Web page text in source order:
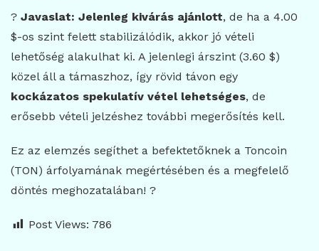
? Javaslat: Jelenleg kivárás ajánlott, de ha a 4.00
$-os szint felett stabilizálódik, akkor jó vételi
lehetőség alakulhat ki. A jelenlegi árszint (3.60 $)
közel áll a támaszhoz, így rövid távon egy
kockázatos spekulatív vétel lehetséges, de
erősebb vételi jelzéshez további megerősítés kell.
Ez az elemzés segíthet a befektetőknek a Toncoin
(TON) árfolyamának megértésében és a megfelelő
döntés meghozatalában! ?
Post Views: 786